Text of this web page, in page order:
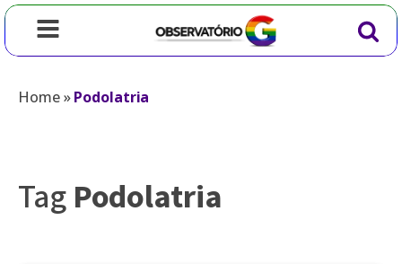
Home»Podolatria
TagPodolatria